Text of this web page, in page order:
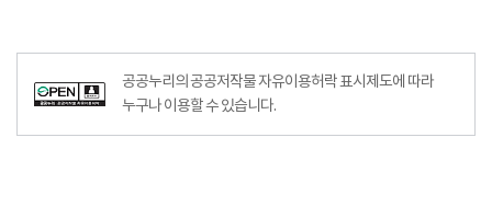
공공누리의 공공저작물 자유이용허락 표시제도에 따라
누구나 이용할 수 있습니다.